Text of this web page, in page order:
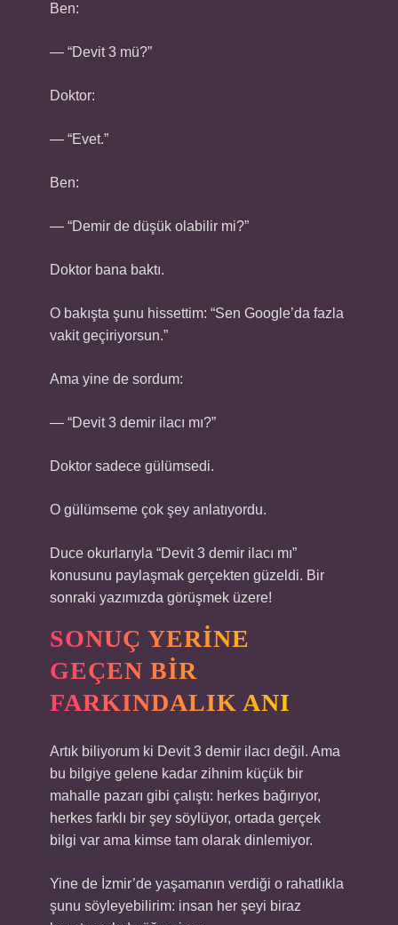
Ben:
— “Devit 3 mü?”
Doktor:
— “Evet.”
Ben:
— “Demir de düşük olabilir mi?”
Doktor bana baktı.
O bakışta şunu hissettim: “Sen Google’da fazla
vakit geçiriyorsun.”
Ama yine de sordum:
— “Devit 3 demir ilacı mı?”
Doktor sadece gülümsedi.
O gülümseme çok şey anlatıyordu.
Duce okurlarıyla “Devit 3 demir ilacı mı”
konusunu paylaşmak gerçekten güzeldi. Bir
sonraki yazımızda görüşmek üzere!
SONUÇ YERINE
GEÇEN BIR
FARKINDALIK ANI
Artık biliyorum ki Devit 3 demir ilacı değil. Ama
bu bilgiye gelene kadar zihnim küçük bir
mahalle pazarı gibi çalıştı: herkes bağırıyor,
herkes farklı bir şey söylüyor, ortada gerçek
bilgi var ama kimse tam olarak dinlemiyor.
Yine de İzmir’de yaşamanın verdiği o rahatlıkla
şunu söyleyebilirim: insan her şeyi biraz